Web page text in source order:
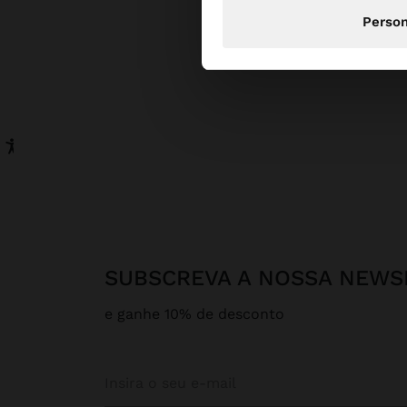
SUBSCREVA A NOSSA
e ganhe 10% de desconto